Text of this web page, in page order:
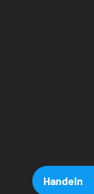
Handeln